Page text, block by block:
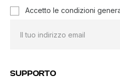
Accetto le condizioni
SUPPORTO